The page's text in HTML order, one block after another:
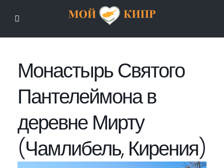
Монастырь Святого
Пантелеймона в
деревне Мирту
(Чамлибель, Кирения)